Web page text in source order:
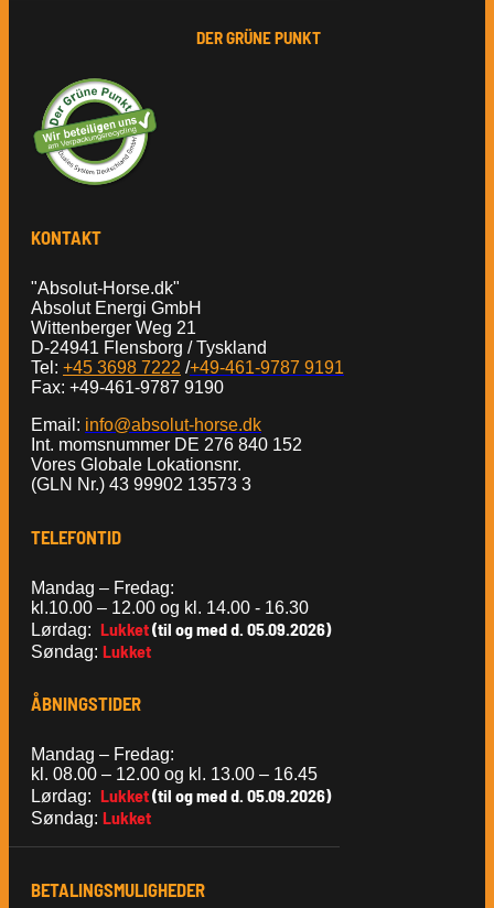
DER GRÜNE PUNKT
KONTAKT
"Absolut-Horse.dk"
Absolut Energi GmbH
Wittenberger Weg 21
D-24941 Flensborg / Tyskland
Tel: +45 3698 7222 /+49-461-9787 9191
Fax: +49-461-9787 9190
Email: info@absolut-horse.dk
Int. momsnummer DE 276 840 152
Vores Globale Lokationsnr.
(GLN Nr.) 43 99902 13573 3
TELEFONTID
Mandag – Fredag:
kl.10.00 – 12.00 og kl. 14.00 - 16.30
Lørdag: Lukket(til og med d. 05.09.2026)
Søndag: Lukket
ÅBNINGSTIDER
Mandag – Fredag:
kl. 08.00 – 12.00 og kl. 13.00 – 16.45
Lørdag: Lukket(til og med d. 05.09.2026)
Søndag: Lukket
BETALINGSMULIGHEDER